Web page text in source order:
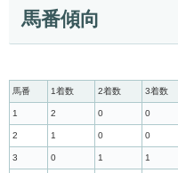
馬番傾向
馬番 1着数 2着数 3着数
1 2 0 0
2 1 0 0
3 0 1 1